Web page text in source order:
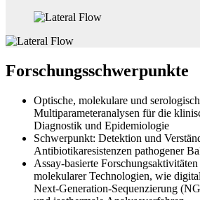
Forschungsschwerpunkte
Optische, molekulare und
Multiparameteranalysen für die
Diagnostik und Epidemiologie
Schwerpunkt: Detektion und
Antibiotikaresistenzen pathogener
Assay-basierte
molekularer Technologien, wie
Next-Generation-Sequenzierung